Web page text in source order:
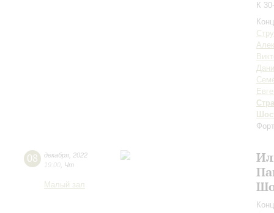
К
08 декабря 2022
19:00 Чт
Малый зал